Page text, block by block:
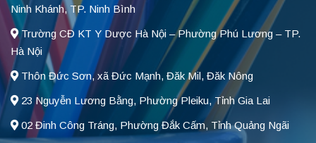
Ninh Khánh, TP. Ninh Bình
Trường CĐ KT Y Dược Hà Nội – Phường Phú Lương – TP.
Hà Nội
Thôn Đức Sơn, xã Đức Mạnh, Đăk Mil, Đăk Nông
23 Nguyễn Lương Bằng, Phường Pleiku, Tỉnh Gia Lai
02 Đinh Công Tráng, Phường Đắk Cấm, Tỉnh Quảng Ngãi